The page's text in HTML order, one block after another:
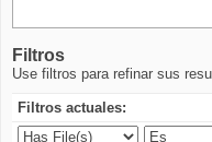
Filtros
Use filtros para refinar sus
Filtros actuales: